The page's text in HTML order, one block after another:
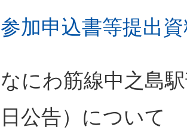
参加申込書等提出
なにわ筋線中之島
日公告）について